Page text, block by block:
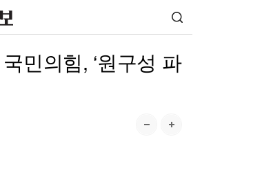
민의힘, ‘원구성 파